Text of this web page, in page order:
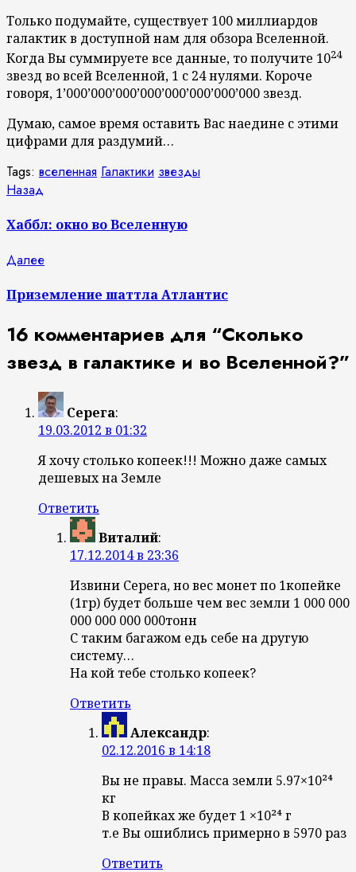
Только подумайте, существует 100 миллиардов
галактик в доступной нам для обзора Вселенной.
Когда Вы суммируете все данные, то получите 1024
звезд во всей Вселенной, 1 с 24 нулями. Короче
говоря, 1’000’000’000’000’000’000’000’000 звезд.
Думаю, самое время оставить Вас наедине с этими
цифрами для раздумий…
Tags: вселенная Галактики звезды
Продолжить
чтение
Назад
Хаббл: окно во Вселенную
ДалееСледующая
Приземление шаттла Атлантис
16 комментариев для “Сколько
звезд в галактике и во Вселенной?”
Серега:
19.03.2012 в 01:32
Я хочу столько копеек!!! Можно даже самых
дешевых на Земле
Ответить
Виталий:
17.12.2014 в 23:36
Извини Серега, но вес монет по 1копейке
(1гр) будет больше чем вес земли 1 000 000
000 000 000 000тонн
С таким багажом едь себе на другую
систему…
На кой тебе столько копеек?
Ответить
Александр:
02.12.2016 в 14:18
Вы не правы. Масса земли 5.97×10²⁴
кг
В копейках же будет 1 ×10²⁴ г
т.е Вы ошиблись примерно в 5970 раз
Ответить